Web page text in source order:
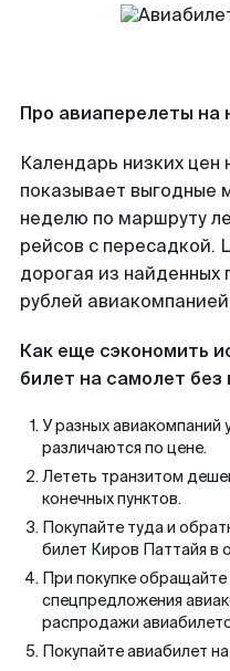
Про авиаперелеты на
Календарь низких цен
показывает выгодные
неделю по маршруту
рейсов с пересадкой.
дорогая из
рублей
Как еще сэкономить
билет на самолет без
У разных авиакомпаний
различаются по цене.
Лететь транзитом
конечных пунктов.
Покупайте туда и
билет Киров Паттайя в
При покупке
спецпредложения
распродажи
Покупайте авиабилет